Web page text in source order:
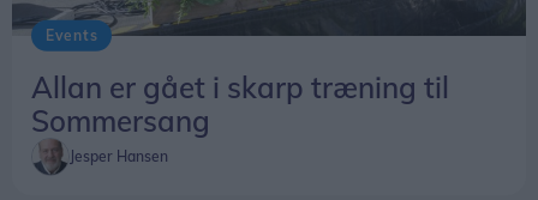
Events
Allan er gået i skarp træning til
Sommersang
Jesper Hansen